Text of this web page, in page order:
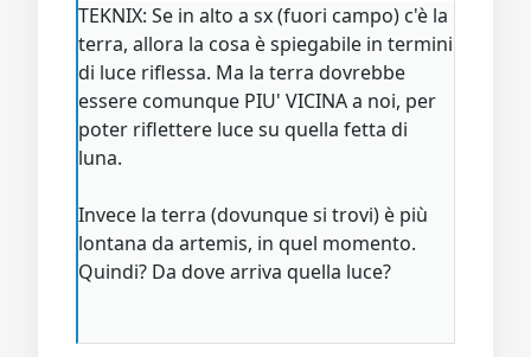
TEKNIX: Se in alto a sx (fuori campo) c'è la
terra, allora la cosa è spiegabile in termini
di luce riflessa. Ma la terra dovrebbe
essere comunque PIU' VICINA a noi, per
poter riflettere luce su quella fetta di
luna.
Invece la terra (dovunque si trovi) è più
lontana da artemis, in quel momento.
Quindi? Da dove arriva quella luce?